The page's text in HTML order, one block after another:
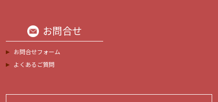
お問合せ
お問合せフォーム
よくあるご質問